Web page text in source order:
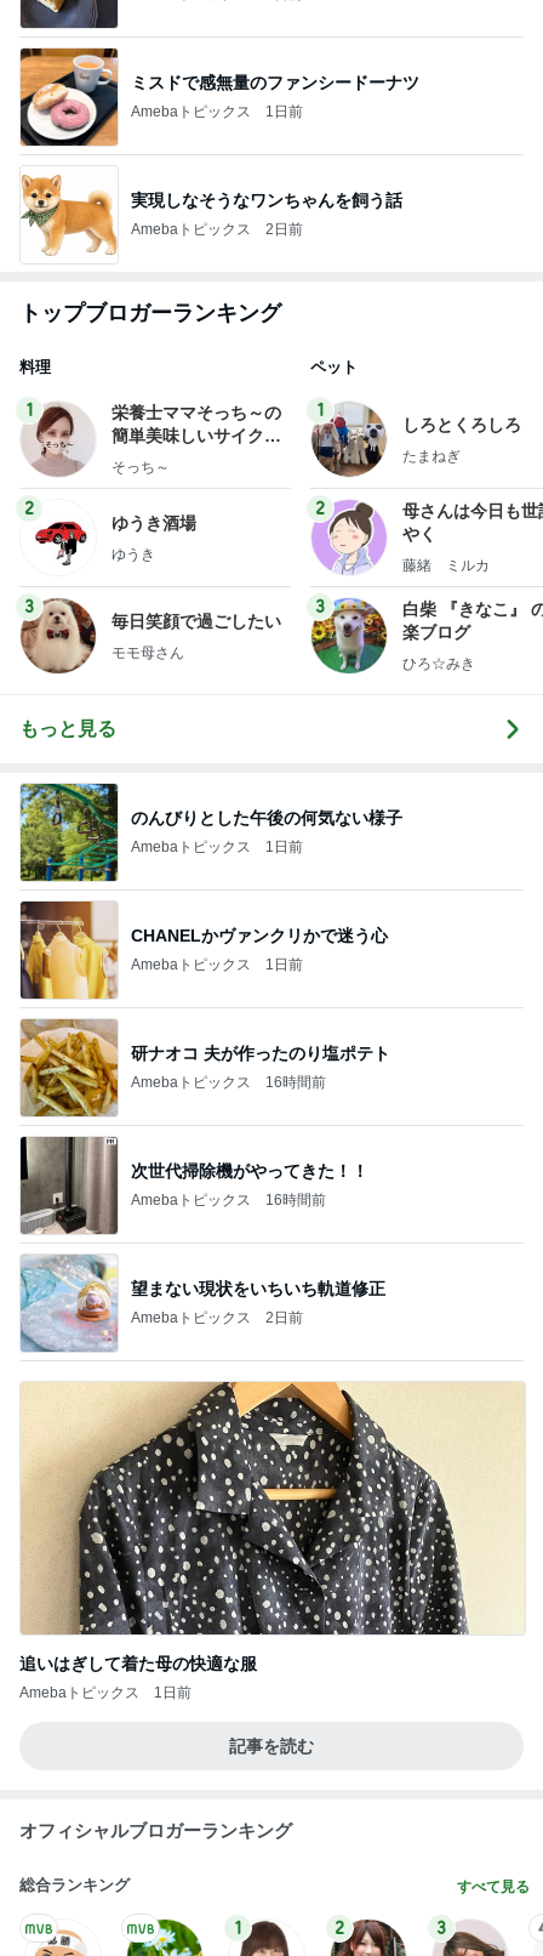
ミスドで感無量のファンシードーナツ
Amebaトピックス 1日前
実現しなそうなワンちゃんを飼う話
Amebaトピックス 2日前
トップブロガーランキング
料理
1
栄養士ママそっち～の
簡単美味しいサイクル
献立
そっち～
2
ゆうき酒場
ゆうき
3
毎日笑顔で過ごしたい
モモ母さん
ペット
1
しろとくろしろ
たまねぎ
2
母さんは今日も世
やく
藤緒 ミルカ
3
白柴 『きなこ』
楽ブログ
ひろ☆みき
もっと見る
のんびりとした午後の何気ない様子
Amebaトピックス 1日前
CHANELかヴァンクリかで迷う心
Amebaトピックス 1日前
研ナオコ 夫が作ったのり塩ポテト
Amebaトピックス 16時間前
次世代掃除機がやってきた！！
Amebaトピックス 16時間前
望まない現状をいちいち軌道修正
Amebaトピックス 2日前
追いはぎして着た母の快適な服
Amebaトピックス 1日前
記事を読む
オフィシャルブロガーランキング
総合ランキング すべて見る
1 2 3